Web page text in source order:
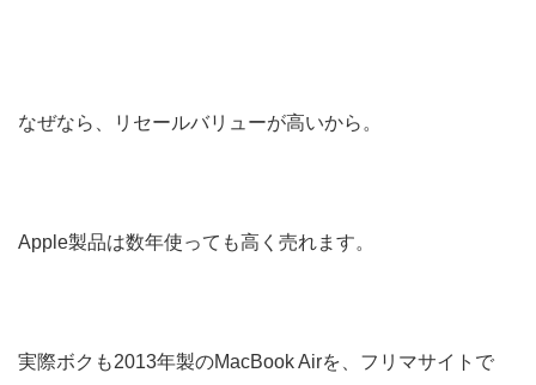
なぜなら、リセールバリューが高いから。
Apple製品は数年使っても高く売れます。
実際ボクも2013年製のMacBook Airを、フリマサイトで